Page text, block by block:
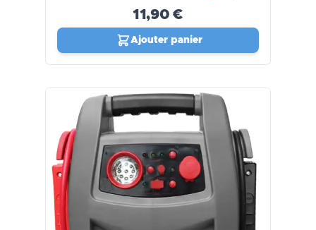
11,90 €
Ajouter panier